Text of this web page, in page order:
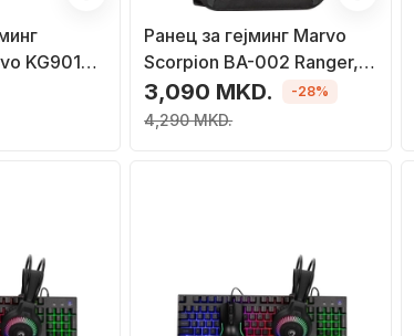
KG901C,
Ранец за гејминг Marvo
Scorpion BA-002 Ranger,
15.6", водоотпорен, црн
3,090 MKD.
4,290 MKD.
-28%